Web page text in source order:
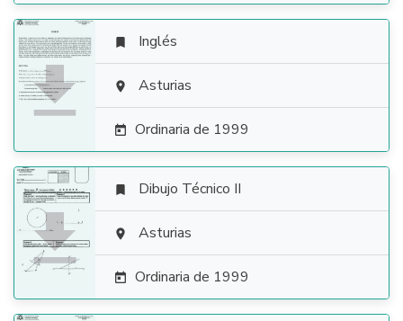

 Inglés
 Asturias
 Ordinaria de 1999

 Dibujo Técnico II
 Asturias
 Ordinaria de 1999